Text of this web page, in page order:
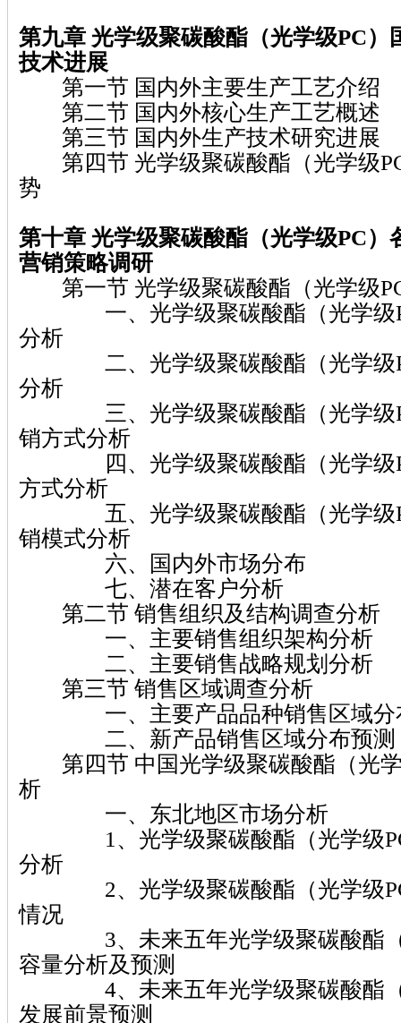
第九章 光学级聚碳酸酯（光学级PC）
技术进展
第一节 国内外主要生产工艺介绍
第二节 国内外核心生产工艺概述
第三节 国内外生产技术研究进展
第四节 光学级聚碳酸酯（光学级
势
第十章 光学级聚碳酸酯（光学级PC）
营销策略调研
第一节 光学级聚碳酸酯（光学级
一、光学级聚碳酸酯（光学级
分析
二、光学级聚碳酸酯（光学级
分析
三、光学级聚碳酸酯（光学级
销方式分析
四、光学级聚碳酸酯（光学级
方式分析
五、光学级聚碳酸酯（光学级
销模式分析
六、国内外市场分布
七、潜在客户分析
第二节 销售组织及结构调查分析
一、主要销售组织架构分析
二、主要销售战略规划分析
第三节 销售区域调查分析
一、主要产品品种销售区域分
二、新产品销售区域分布预测
第四节 中国光学级聚碳酸酯（光学
析
一、东北地区市场分析
1、光学级聚碳酸酯（光学级PC
分析
2、光学级聚碳酸酯（光学级PC
情况
3、未来五年光学级聚碳酸酯（
容量分析及预测
4、未来五年光学级聚碳酸酯（
发展前景预测